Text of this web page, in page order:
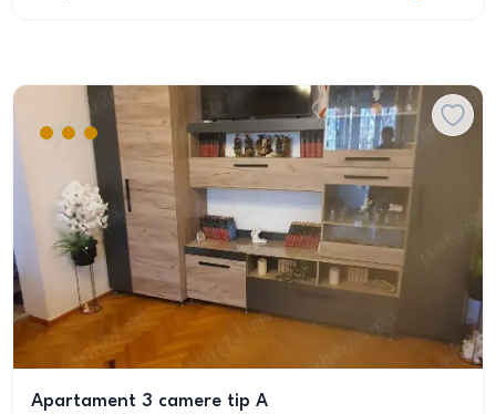
Apartament 3 camere tip A